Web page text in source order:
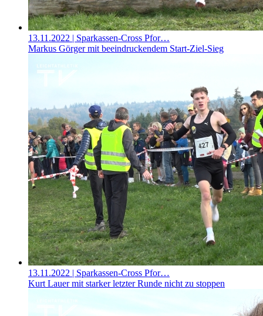
13.11.2022 | Sparkassen-Cross Pfor…
Markus Görger mit beeindruckendem Start-Ziel-Sieg
13.11.2022 | Sparkassen-Cross Pfor…
Kurt Lauer mit starker letzter Runde nicht zu stoppen